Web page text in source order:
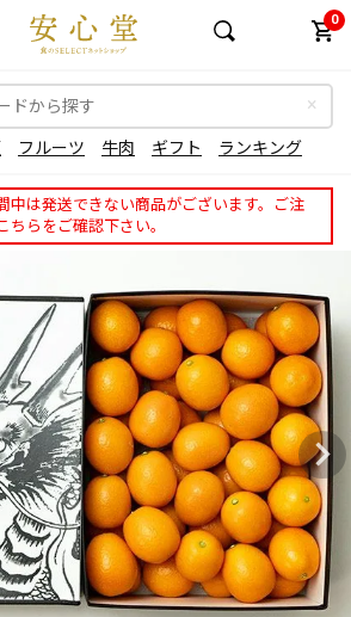
0
フルーツ 牛肉 ギフト ランキング
中は発送できない商品がございます。ご注
ちらをご確認下さい。